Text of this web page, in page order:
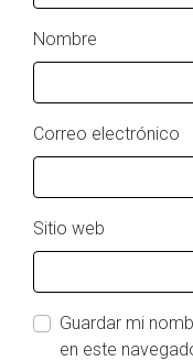
Nombre
Correo electrónico
Sitio web
Guardar mi
en este